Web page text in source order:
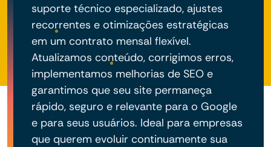
suporte técnico especializado, ajustes
recorrentes e otimizações estratégicas
em um contrato mensal flexível.
Atualizamos conteúdo, corrigimos erros,
implementamos melhorias de SEO e
garantimos que seu site permaneça
rápido, seguro e relevante para o Google
e para seus usuários. Ideal para empresas
que querem evoluir continuamente sua